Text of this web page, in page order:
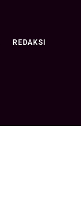
REDAKSI